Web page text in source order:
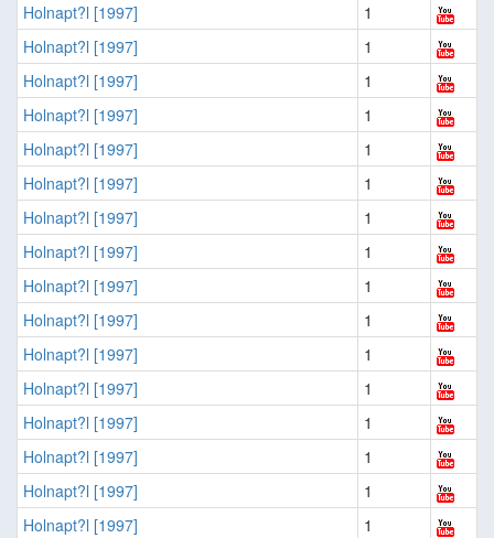
Holnapt?l [1997]
1
Holnapt?l [1997]
1
Holnapt?l [1997]
1
Holnapt?l [1997]
1
Holnapt?l [1997]
1
Holnapt?l [1997]
1
Holnapt?l [1997]
1
Holnapt?l [1997]
1
Holnapt?l [1997]
1
Holnapt?l [1997]
1
Holnapt?l [1997]
1
Holnapt?l [1997]
1
Holnapt?l [1997]
1
Holnapt?l [1997]
1
Holnapt?l [1997]
1
Holnapt?l [1997]
1